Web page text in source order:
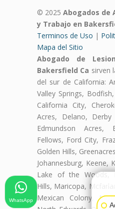
© 2025 Abogados de
y Trabajo en
Terminos de Uso |
Mapa del Sitio
Abogado de
Bakersfield Ca sirven
del sur de California:
Valley Springs,
California City,
Acres, Delano,
Edmundson Acres,
Fellows, Ford City,
Golden Hills,
Johannesburg, Keene,
Lake of the Woods,
Hills, Maricopa,
Mexican Colony,
WhatsApp